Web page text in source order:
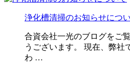
浄化槽清掃のお知らせにつ
合資会社一光のブログをご
うございます。 現在、弊社
わ …